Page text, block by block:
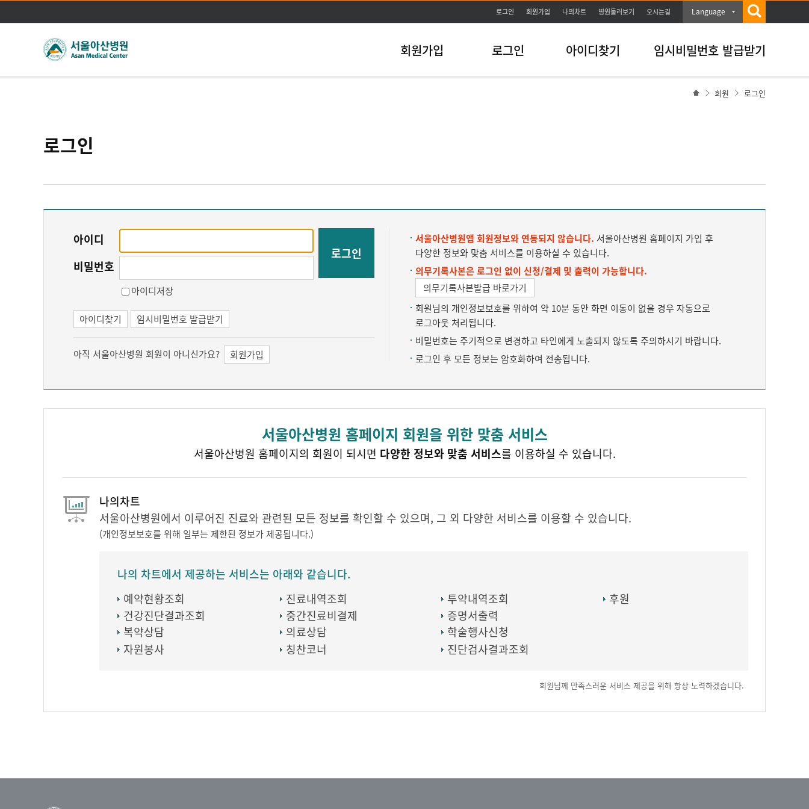
주메뉴바로가기
본문바로가기
로그인 회원가입 나의차트 병원둘러보기 오시는길 Language
회원가입 로그인 아이디찾기 임시비밀번호 발급받기
회원 로그인
로그인
아이디
비밀번호
아이디저장
로그인
아이디찾기 임시비밀번호 발급받기
아직 서울아산병원 회원이 아니신가요? 회원가입
서울아산병원앱 회원정보와 연동되지 않습니다. 서울아산병원 홈페이지 가입 후
다양한 정보와 맞춤 서비스를 이용하실 수 있습니다.
의무기록사본은 로그인 없이 신청/결제 및 출력이 가능합니다.
의무기록사본발급 바로가기
회원님의 개인정보보호를 위하여 약 10분 동안 화면 이동이 없을 경우 자동으로
로그아웃 처리됩니다.
비밀번호는 주기적으로 변경하고 타인에게 노출되지 않도록 주의하시기 바랍니다.
로그인 후 모든 정보는 암호화하여 전송됩니다.
서울아산병원 홈페이지 회원을 위한 맞춤 서비스
서울아산병원 홈페이지의 회원이 되시면 다양한 정보와 맞춤 서비스를 이용하실 수 있습니다.
나의차트
서울아산병원에서 이루어진 진료와 관련된 모든 정보를 확인할 수 있으며, 그 외 다양한 서비스를 이용할 수 있습니다.
(개인정보보호를 위해 일부는 제한된 정보가 제공됩니다.)
나의 차트에서 제공하는 서비스는 아래와 같습니다.
예약현황조회
건강진단결과조회
복약상담
자원봉사
진료내역조회
중간진료비결제
의료상담
칭찬코너
투약내역조회
증명서출력
학술행사신청
진단검사결과조회
후원
회원님께 만족스러운 서비스 제공을 위해 항상 노력하겠습니다.